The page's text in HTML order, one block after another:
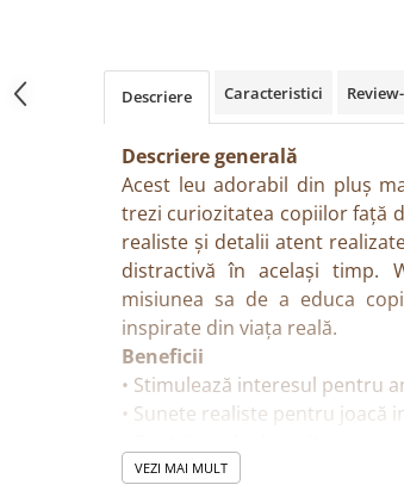
Descriere Caracteristici
Descriere generală
Acest leu adorabil din pluș
trezi curiozitatea copiilor față
realiste și detalii atent
distractivă în același timp.
misiunea sa de a educa
inspirate din viața reală.
Beneficii
• Stimulează interesul pentru
• Sunete realiste pentru joacă
• Material moale, plăcut la
VEZI MAI MULT